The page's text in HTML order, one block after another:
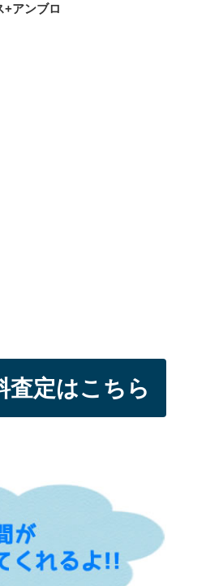
+アンブロ
査定はこちら